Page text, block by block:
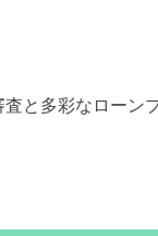
と多彩なローン